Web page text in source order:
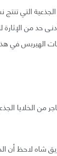
التي
حد من
الهيربس في
الخلايا
شاه لاحظ أن